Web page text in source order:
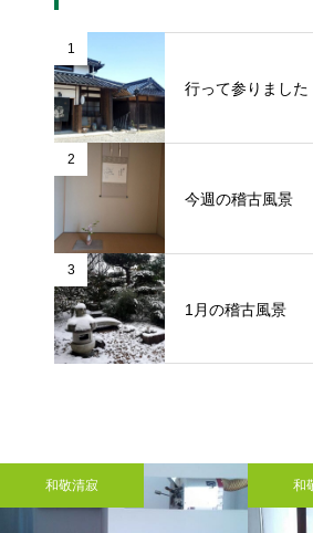
1
行って参りました
2
今週の稽古風景
3
1月の稽古風景
和敬清寂 和